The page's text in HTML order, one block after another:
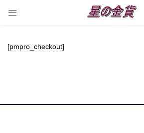
[pmpro_checkout]
Enter your username and password to login.